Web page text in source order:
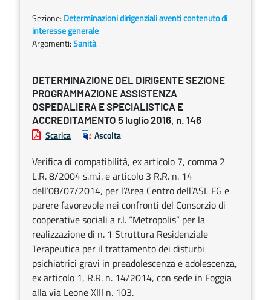
Sezione: Determinazioni dirigenziali aventi contenuto di
interesse generale
Argomenti:Sanità
DETERMINAZIONE DEL DIRIGENTE SEZIONE
PROGRAMMAZIONE ASSISTENZA
OSPEDALIERA E SPECIALISTICA E
ACCREDITAMENTO 5 luglio 2016, n. 146
Scarica Ascolta
Verifica di compatibilità, ex articolo 7, comma 2
L.R. 8/2004 s.m.i. e articolo 3 R.R. n. 14
dell’08/07/2014, per l’Area Centro dell’ASL FG e
parere favorevole nei confronti del Consorzio di
cooperative sociali a r.l. “Metropolis” per la
realizzazione di n. 1 Struttura Residenziale
Terapeutica per il trattamento dei disturbi
psichiatrici gravi in preadolescenza e adolescenza,
ex articolo 1, R.R. n. 14/2014, con sede in Foggia
alla via Leone XIII n. 103.